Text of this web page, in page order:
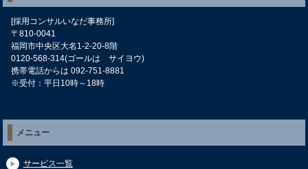
[採用コンサルいなだ事務所]
〒810-0041
福岡市中央区大名1-2-20-8階
0120-568-314(ゴールは サイヨウ)
携帯電話からは 092-751-8881
※受付：平日10時～18時
メニュー
サービス一覧